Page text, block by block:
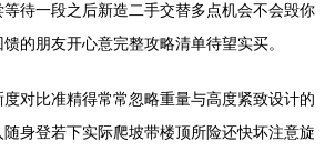
待一段之后新造二手交替多点机会不会毁你
的朋友开心意完整攻略清单待望实买。
对比准精得常常忽略重量与高度紧致设计的
随身登若下实际爬坡带楼顶所险还快坏注意旋